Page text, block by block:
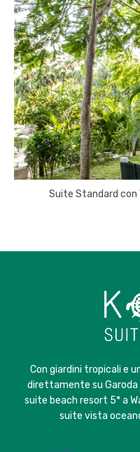
Suite Standard con
Con giardini tropicali e
direttamente su Garoda
suite beach resort 5* a
suite vista